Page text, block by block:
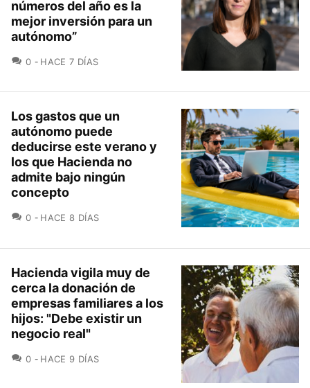
números del año es la
mejor inversión para un
autónomo”
0 COMENTARIOS
HACE 7 DÍAS
Los gastos que un
autónomo puede
deducirse este verano y
los que Hacienda no
admite bajo ningún
concepto
0 COMENTARIOS
HACE 8 DÍAS
Hacienda vigila muy de
cerca la donación de
empresas familiares a los
hijos: "Debe existir un
negocio real"
0 COMENTARIOS
HACE 9 DÍAS